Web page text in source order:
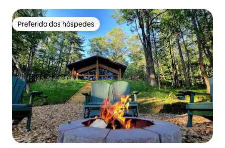
Preferido dos hóspedes
Preferido dos hóspedes